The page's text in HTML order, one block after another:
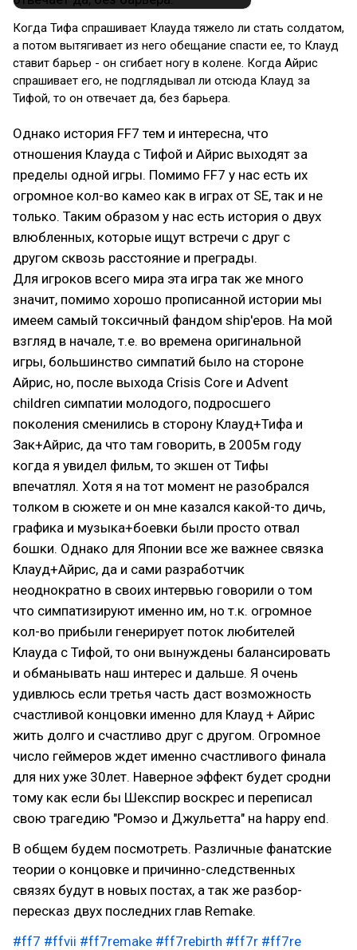
Когда Тифа спрашивает Клауда тяжело ли стать солдатом,
а потом вытягивает из него обещание спасти ее, то Клауд
ставит барьер - он сгибает ногу в колене. Когда Айрис
спрашивает его, не подглядывал ли отсюда Клауд за
Тифой, то он отвечает да, без барьера.
Однако история FF7 тем и интересна, что
отношения Клауда с Тифой и Айрис выходят за
пределы одной игры. Помимо FF7 у нас есть их
огромное кол-во камео как в играх от SE, так и не
только. Таким образом у нас есть история о двух
влюбленных, которые ищут встречи с друг с
другом сквозь расстояние и преграды.
Для игроков всего мира эта игра так же много
значит, помимо хорошо прописанной истории мы
имеем самый токсичный фандом ship'еров. На мой
взгляд в начале, т.е. во времена оригинальной
игры, большинство симпатий было на стороне
Айрис, но, после выхода Crisis Core и Advent
children симпатии молодого, подросшего
поколения сменились в сторону Клауд+Тифа и
Зак+Айрис, да что там говорить, в 2005м году
когда я увидел фильм, то экшен от Тифы
впечатлял. Хотя я на тот момент не разобрался
толком в сюжете и он мне казался какой-то дичь,
графика и музыка+боевки были просто отвал
бошки. Однако для Японии все же важнее связка
Клауд+Айрис, да и сами разработчик
неоднократно в своих интервью говорили о том
что симпатизируют именно им, но т.к. огромное
кол-во прибыли генерирует поток любителей
Клауда с Тифой, то они вынуждены балансировать
и обманывать наш интерес и дальше. Я очень
удивлюсь если третья часть даст возможность
счастливой концовки именно для Клауд + Айрис
жить долго и счастливо друг с другом. Огромное
число геймеров ждет именно счастливого финала
для них уже 30лет. Наверное эффект будет сродни
тому как если бы Шекспир воскрес и переписал
свою трагедию "Ромэо и Джульетта" на happy end.
В общем будем посмотреть. Различные фанатские
теории о концовке и причинно-следственных
связях будут в новых постах, а так же разбор-
пересказ двух последних глав Remake.
#ff7 #ffvii #ff7remake #ff7rebirth #ff7r #ff7re